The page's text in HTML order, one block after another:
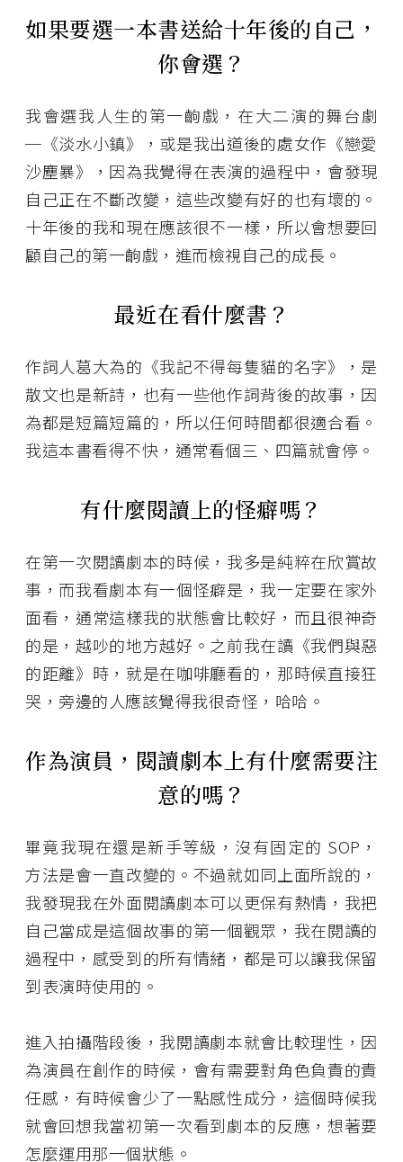
如果要選一本書送給十年後的自己，
你會選？
我會選我人生的第一齣戲，在大二演的舞台劇
─《淡水小鎮》，或是我出道後的處女作《戀愛
沙塵暴》，因為我覺得在表演的過程中，會發現
自己正在不斷改變，這些改變有好的也有壞的。
十年後的我和現在應該很不一樣，所以會想要回
顧自己的第一齣戲，進而檢視自己的成長。
最近在看什麼書？
作詞人葛大為的《我記不得每隻貓的名字》，是
散文也是新詩，也有一些他作詞背後的故事，因
為都是短篇短篇的，所以任何時間都很適合看。
我這本書看得不快，通常看個三、四篇就會停。
有什麼閱讀上的怪癖嗎？
在第一次閱讀劇本的時候，我多是純粹在欣賞故
事，而我看劇本有一個怪癖是，我一定要在家外
面看，通常這樣我的狀態會比較好，而且很神奇
的是，越吵的地方越好。之前我在讀《我們與惡
的距離》時，就是在咖啡廳看的，那時候直接狂
哭，旁邊的人應該覺得我很奇怪，哈哈。
作為演員，閱讀劇本上有什麼需要注
意的嗎？
畢竟我現在還是新手等級，沒有固定的 SOP，
方法是會一直改變的。不過就如同上面所說的，
我發現我在外面閱讀劇本可以更保有熱情，我把
自己當成是這個故事的第一個觀眾，我在閱讀的
過程中，感受到的所有情緒，都是可以讓我保留
到表演時使用的。
進入拍攝階段後，我閱讀劇本就會比較理性，因
為演員在創作的時候，會有需要對角色負責的責
任感，有時候會少了一點感性成分，這個時候我
就會回想我當初第一次看到劇本的反應，想著要
怎麼運用那一個狀態。